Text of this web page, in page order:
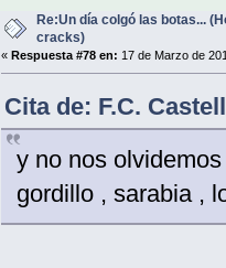
Re:Un día colgó las botas...
cracks)
« Respuesta #78 en: 17 de Marzo de
Cita de: F.C.
y no nos
gordillo , sarabia ,